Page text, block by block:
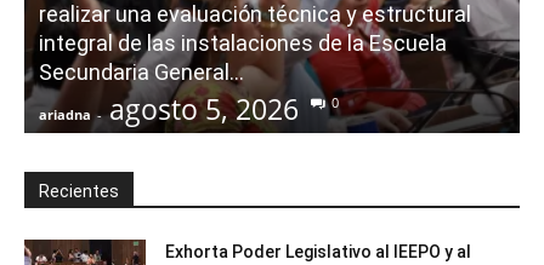
realizar una evaluación técnica y estructural
integral de las instalaciones de la Escuela
Secundaria General...
ariadna - agosto 5, 2026 0
Recientes
Exhorta Poder Legislativo al IEEPO y al